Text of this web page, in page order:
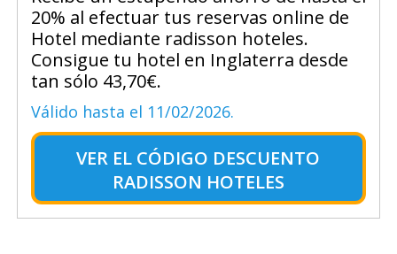
20% al efectuar tus reservas online de
Hotel mediante radisson hoteles.
Consigue tu hotel en Inglaterra desde
tan sólo 43,70€.
Válido hasta el 11/02/2026.
VER EL CÓDIGO DESCUENTO
RADISSON HOTELES